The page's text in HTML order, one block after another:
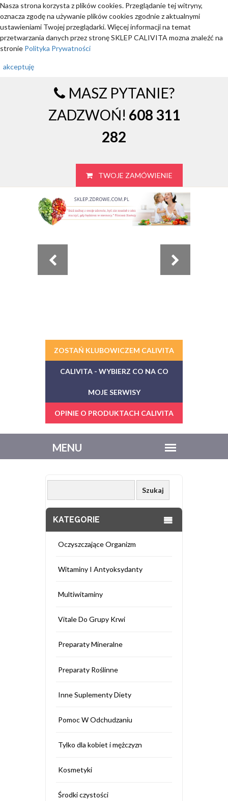
Nasza strona korzysta z plików cookies. Przeglądanie tej witryny,
oznacza zgodę na używanie plików cookies zgodnie z aktualnymi
ustawieniami Twojej przeglądarki. Więcej informacji na temat
przetwarzania danych przez stronę SKLEP CALIVITA mozna znaleźć na
stronie Polityka Prywatności
akceptuję
MASZ PYTANIE?
ZADZWOŃ! 608 311
282
TWOJE ZAMÓWIENIE
ZOSTAŃ KLUBOWICZEM CALIVITA
CALIVITA - WYBIERZ CO NA CO
MOJE SERWISY
OPINIE O PRODUKTACH CALIVITA
KATEGORIE
Oczyszczające Organizm
Witaminy I Antyoksydanty
Multiwitaminy
Vitale Do Grupy Krwi
Preparaty Mineralne
Preparaty Roślinne
Inne Suplementy Diety
Pomoc W Odchudzaniu
Tylko dla kobiet i mężczyzn
Kosmetyki
Środki czystości